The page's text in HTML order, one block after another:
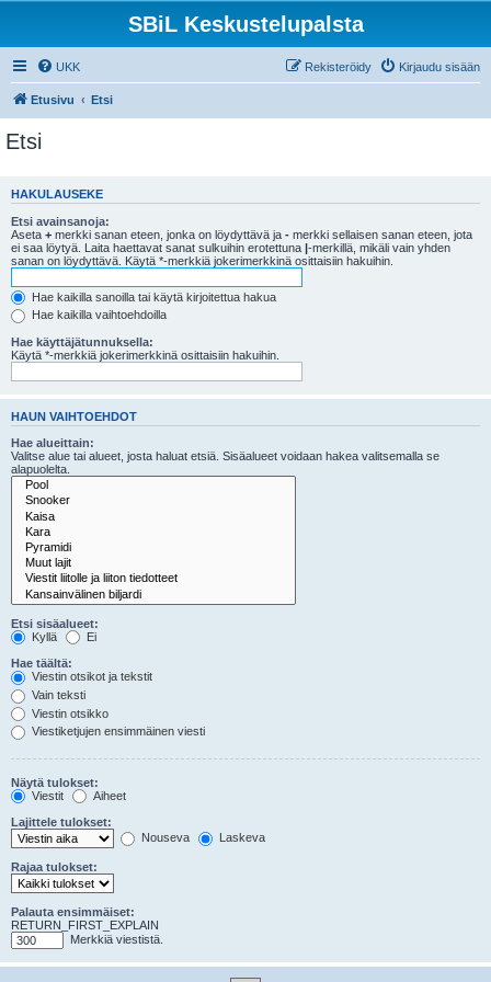
SBiL Keskustelupalsta
UKK Kirjaudu sisään
Rekisteröidy
Etusivu Etsi
Etsi
HAKULAUSEKE
Etsi avainsanoja:
Aseta + merkki sanan eteen, jonka on löydyttävä ja - merkki sellaisen sanan eteen, jota
ei saa löytyä. Laita haettavat sanat sulkuihin erotettuna |-merkillä, mikäli vain yhden
sanan on löydyttävä. Käytä *-merkkiä jokerimerkkinä osittaisiin hakuihin.
Hae kaikilla sanoilla tai käytä kirjoitettua hakua
Hae kaikilla vaihtoehdoilla
Hae käyttäjätunnuksella:
Käytä *-merkkiä jokerimerkkinä osittaisiin hakuihin.
HAUN VAIHTOEHDOT
Hae alueittain:
Valitse alue tai alueet, josta haluat etsiä. Sisäalueet voidaan hakea valitsemalla se
alapuolelta.
Etsi sisäalueet:
Kyllä
Ei
Hae täältä:
Viestin otsikot ja tekstit
Vain teksti
Viestin otsikko
Viestiketjujen ensimmäinen viesti
Näytä tulokset:
Viestit
Aiheet
Lajittele tulokset:
Nouseva
Laskeva
Rajaa tulokset:
Palauta ensimmäiset:
RETURN_FIRST_EXPLAIN
Merkkiä viestistä.